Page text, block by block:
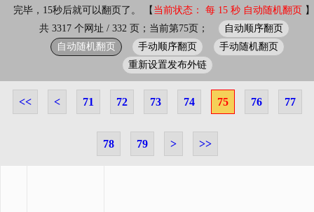
完毕，15秒后就可以翻页了。 【 当前状态： 每 15 秒 自动随机翻页 】
共 3317 个网址 / 332 页；当前第75页；
自动顺序翻页
自动随机翻页
手动顺序翻页
手动随机翻页
重新设置发布外链
<< < 71 72 73 74 75 76 77
78 79 > >>